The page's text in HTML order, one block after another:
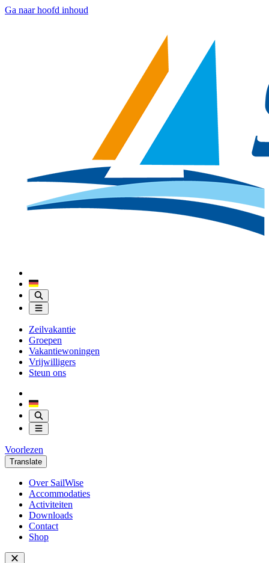
Ga naar hoofd inhoud
Zeilvakantie
Groepen
Vakantiewoningen
Vrijwilligers
Steun ons
Voorlezen
Translate
Over SailWise
Accommodaties
Activiteiten
Downloads
Contact
Shop